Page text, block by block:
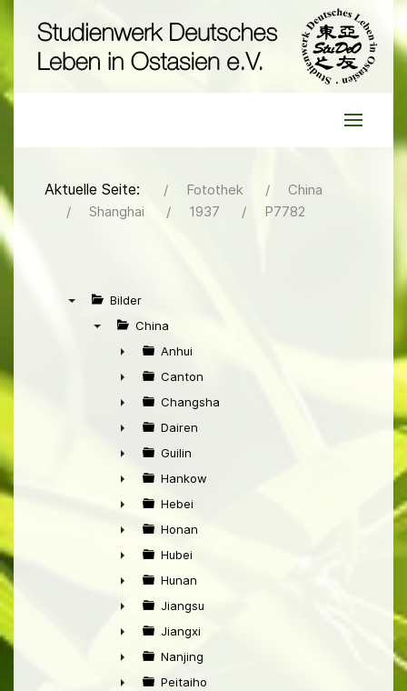
Aktuelle Seite: Fotothek
China
Shanghai
1937 P7782
Bilder
China
►
Anhui
►
Canton
►
Changsha
►
Dairen
►
Guilin
►
Hankow
►
Hebei
►
Honan
►
Hubei
►
Hunan
►
Jiangsu
►
Jiangxi
►
Nanjing
Peitaiho